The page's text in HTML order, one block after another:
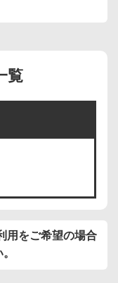
覧
用をご希望の場合